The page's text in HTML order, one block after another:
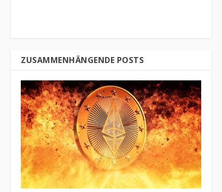
ZUSAMMENHÄNGENDE POSTS